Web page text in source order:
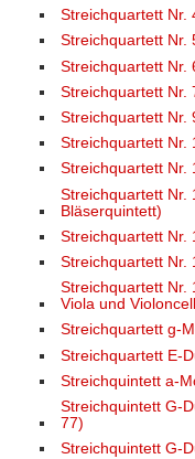
Streichquartett Nr.
Streichquartett Nr.
Streichquartett Nr.
Streichquartett Nr.
Streichquartett Nr.
Streichquartett Nr.
Streichquartett Nr.
Streichquartett Nr.
Bläserquintett)
Streichquartett Nr.
Streichquartett Nr.
Streichquartett Nr.
Viola und
Streichquartett g-
Streichquartett E-
Streichquintett a-
Streichquintett G-
77)
Streichquintett G-